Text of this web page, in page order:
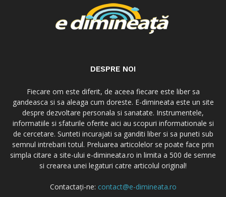
DESPRE NOI
Fiecare om este diferit, de aceea fiecare este liber sa
gandeasca si sa aleaga cum doreste. E-dimineata este un site
despre dezvoltare personala si sanatate. Instrumentele,
informatiile si sfaturile oferite aici au scopuri informationale si
de cercetare. Sunteti incurajati sa ganditi liber si sa puneti sub
semnul intrebarii totul. Preluarea articolelor se poate face prin
simpla citare a site-ului e-dimineata.ro in limita a 500 de semne
si crearea unei legaturi catre articolul original!
Contactați-ne: contact@e-dimineata.ro